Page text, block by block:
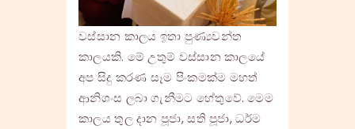
වස්සාන කාලය ඉතා පුණ්‍යවන්ත
කාලයකි. මේ උතුම් වස්සාන කාලයේ
අප සිදු කරණ සෑම පිංකමක්ම මහත්
ආනිශංස ලබා ගැනීමට හේතුවේ. මෙම
කාලය තුල දාන පූජා, සති පූජා, ධර්ම